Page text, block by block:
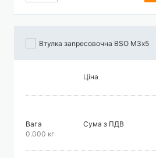
Втулка запресовочна BSO М3х5
Ціна
Вага
0.000 кг
Сума з ПДВ